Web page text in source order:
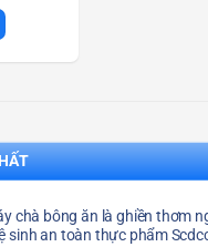
chà bông ăn là ghiền thơm
sinh an toàn thực phẩm